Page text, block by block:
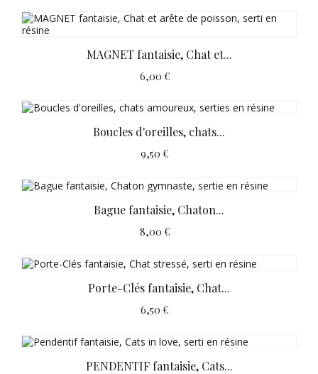
MAGNET fantaisie, Chat et...
6,00 €
Boucles d'oreilles, chats...
9,50 €
Bague fantaisie, Chaton...
8,00 €
Porte-Clés fantaisie, Chat...
6,50 €
PENDENTIF fantaisie, Cats...